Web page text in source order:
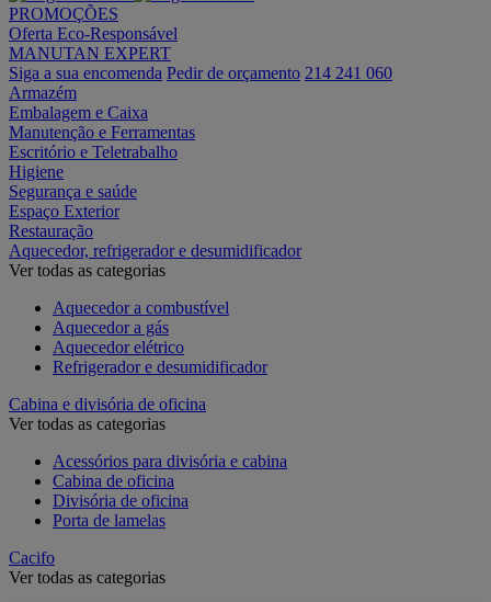
PROMOÇÕES
Oferta Eco-Responsável
MANUTAN EXPERT
Siga a sua encomenda Pedir de orçamento 214 241 060
Armazém
Embalagem e Caixa
Manutenção e Ferramentas
Escritório e Teletrabalho
Higiene
Segurança e saúde
Espaço Exterior
Restauração
Aquecedor, refrigerador e desumidificador
Ver todas as categorias
Aquecedor a combustível
Aquecedor a gás
Aquecedor elétrico
Refrigerador e desumidificador
Cabina e divisória de oficina
Ver todas as categorias
Acessórios para divisória e cabina
Cabina de oficina
Divisória de oficina
Porta de lamelas
Cacifo
Ver todas as categorias